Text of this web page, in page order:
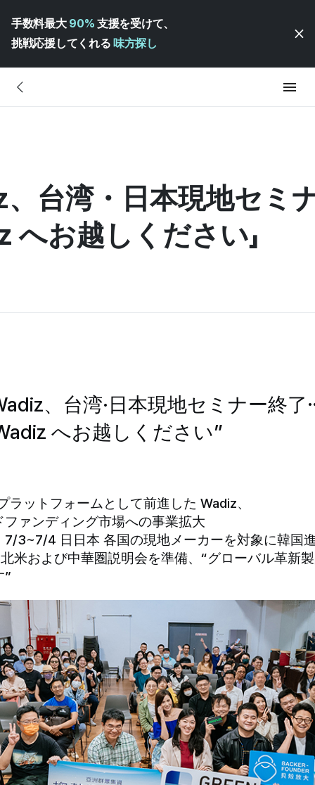
手数料最大 90% 支援を受けて、
挑戦応援してくれる 味方探し
台湾・日本現地セミ
へお越しください」
、台湾·日本現地セミナー終
へお越しください”
ラットフォームとして前進した Wadiz、
ァンディング市場への事業拡大
3~7/4 日日本 各国の現地メーカーを対象に韓国
米および中華圏説明会を準備、“グローバル革新
”